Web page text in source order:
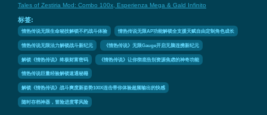
Tales of Zestiria Mod: Combo 100x, Esperienza Mega & Gald Infinito
标签:
情热传说无限生命秘技解锁不朽战斗体验 情热传说无限AP功能解锁全支援天赋自由定制角色成长
情热传说无限法力解锁战斗新纪元 《情热传说》无限Gauge开启无脑连携新纪元
解锁《情热传说》终极财富密码 《情热传说》让你彻底告别资源焦虑的神奇功能
情热传说巨量经验解锁速通秘籍
解锁《情热传说》战斗爽度新姿势100X连击带你体验超频输出的快感
随时存档神器，冒险进度零风险